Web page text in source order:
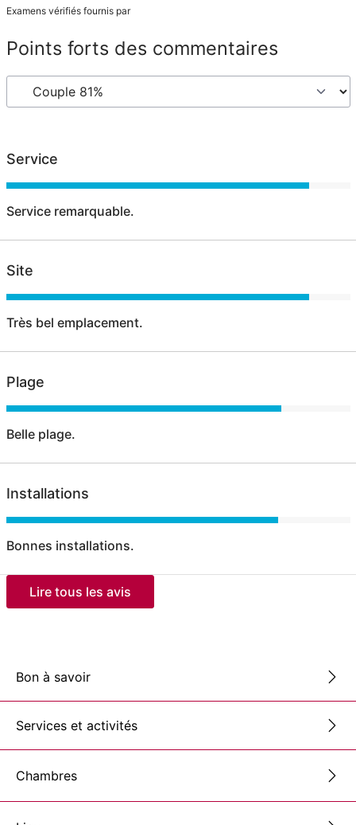
Examens vérifiés fournis par
Points forts des commentaires
Service
Service remarquable.
Site
Très bel emplacement.
Plage
Belle plage.
Installations
Bonnes installations.
Lire tous les avis
Bon à savoir
Services et activités
Chambres